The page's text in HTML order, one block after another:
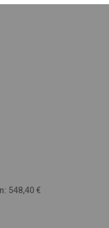
548,40 €